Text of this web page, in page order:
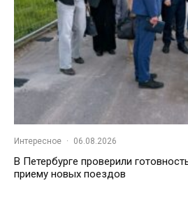
Интересное · 06.08.2026
В Петербурге проверили
приему новых поездов